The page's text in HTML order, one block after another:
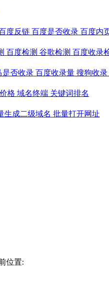
度反链 百度是否收录 百度内
百度检测 谷歌检测 百度收录
是否收录 百度收录量 搜狗收录
格 域名终端 关键词排名
生成二级域名 批量打开网址
位置: